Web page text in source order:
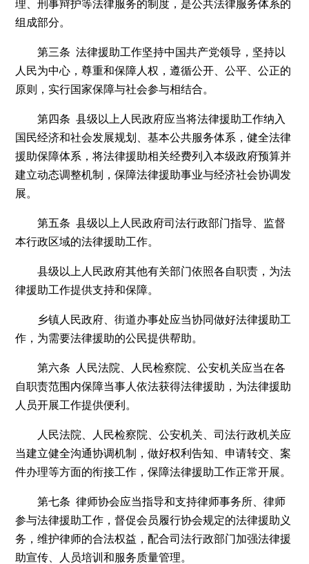
理、刑事辩护等法律服务的制度，是公共法律服务体系的
组成部分。
第三条 法律援助工作坚持中国共产党领导，坚持以
人民为中心，尊重和保障人权，遵循公开、公平、公正的
原则，实行国家保障与社会参与相结合。
第四条 县级以上人民政府应当将法律援助工作纳入
国民经济和社会发展规划、基本公共服务体系，健全法律
援助保障体系，将法律援助相关经费列入本级政府预算并
建立动态调整机制，保障法律援助事业与经济社会协调发
展。
第五条 县级以上人民政府司法行政部门指导、监督
本行政区域的法律援助工作。
县级以上人民政府其他有关部门依照各自职责，为法
律援助工作提供支持和保障。
乡镇人民政府、街道办事处应当协同做好法律援助工
作，为需要法律援助的公民提供帮助。
第六条 人民法院、人民检察院、公安机关应当在各
自职责范围内保障当事人依法获得法律援助，为法律援助
人员开展工作提供便利。
人民法院、人民检察院、公安机关、司法行政机关应
当建立健全沟通协调机制，做好权利告知、申请转交、案
件办理等方面的衔接工作，保障法律援助工作正常开展。
第七条 律师协会应当指导和支持律师事务所、律师
参与法律援助工作，督促会员履行协会规定的法律援助义
务，维护律师的合法权益，配合司法行政部门加强法律援
助宣传、人员培训和服务质量管理。